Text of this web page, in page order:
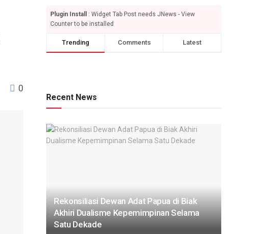
0
Plugin Install
: Widget Tab Post needs JNews - View
Counter to be installed
Trending Comments Latest
Recent News
Rekonsiliasi Dewan Adat Papua di Biak
Akhiri Dualisme Kepemimpinan Selama
Satu Dekade